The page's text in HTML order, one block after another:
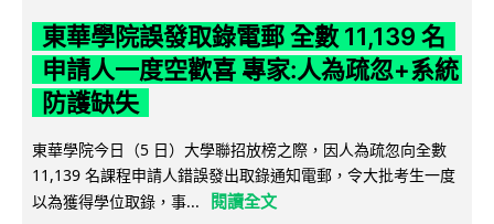
東華學院誤發取錄電郵 全數 11,139 名
申請人一度空歡喜 專家:人為疏忽+系統
防護缺失
東華學院今日（5 日）大學聯招放榜之際，因人為疏忽向全數
11,139 名課程申請人錯誤發出取錄通知電郵，令大批考生一度
以為獲得學位取錄，事...
閱讀全文